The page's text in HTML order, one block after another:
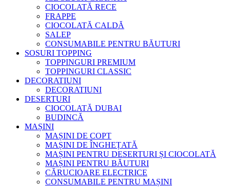
CIOCOLATĂ RECE
FRAPPE
CIOCOLATĂ CALDĂ
SALEP
CONSUMABILE PENTRU BĂUTURI
SOSURI TOPPING
TOPPINGURI PREMIUM
TOPPINGURI CLASSIC
DECORATIUNI
DECORATIUNI
DESERTURI
CIOCOLATĂ DUBAI
BUDINCĂ
MAȘINI
MAȘINI DE COPT
MAȘINI DE ÎNGHEȚATĂ
MAȘINI PENTRU DESERTURI ȘI CIOCOLATĂ
MAȘINI PENTRU BĂUTURI
CĂRUCIOARE ELECTRICE
CONSUMABILE PENTRU MAȘINI